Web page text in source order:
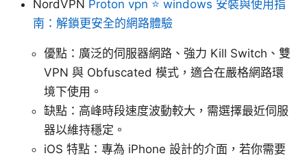
NordVPN Proton vpn ⭐ windows 安裝與使用指
南：解鎖更安全的網路體驗
優點：廣泛的伺服器網路、強力 Kill Switch、雙
VPN 與 Obfuscated 模式，適合在嚴格網路環
境下使用。
缺點：高峰時段速度波動較大，需選擇最近伺服
器以維持穩定。
iOS 特點：專為 iPhone 設計的介面，若你需要